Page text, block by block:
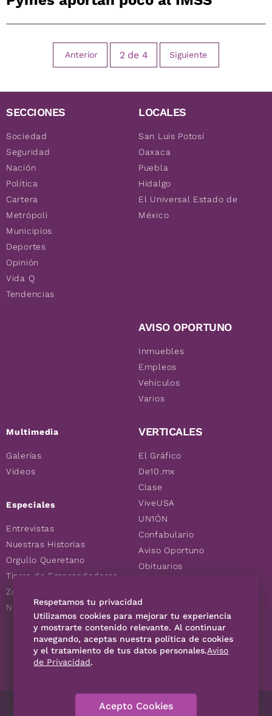
Anterior 2 de 4 Siguiente
SECCIONES
Sociedad
Seguridad
Nación
Política
Cartera
Metrópoli
Municipios
Deportes
Opinión
Vida Q
Tendencias
Multimedia
Galerías
Videos
Especiales
Entrevistas
Nuestras Historias
Orgullo Queretano
Tierra de Emprendedores
Zoociales
Nuevos Queretanos
LOCALES
San Luis Potosí
Oaxaca
Puebla
Hidalgo
El Universal Estado de
México
AVISO OPORTUNO
Inmuebles
Empleos
Vehículos
Varios
VERTICALES
El Gráfico
De10.mx
Clase
ViveUSA
UN1ÓN
Confabulario
Aviso Oportuno
Obituarios
Consultas
SÍGUENOS
Contáctanos Código de Ética
Respetamos tu privacidad
Utilizamos cookies para mejorar tu experiencia
y mostrarte contenido relevante. Al continuar
navegando, aceptas nuestra política de cookies
y el tratamiento de tus datos personales.Aviso
de Privacidad.
Acepto Cookies